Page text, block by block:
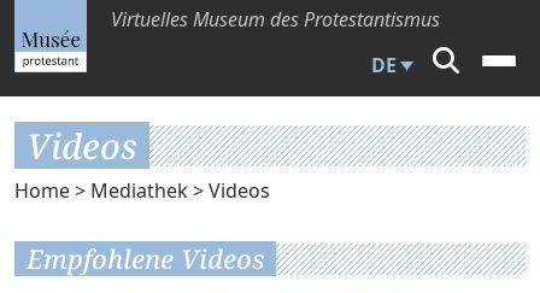
Virtuelles Museum des Protestantismus
DE
Videos
Home> Mediathek> Videos
Empfohlene Videos